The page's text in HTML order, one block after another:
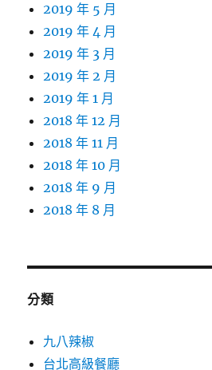
2019 年 5 月
2019 年 4 月
2019 年 3 月
2019 年 2 月
2019 年 1 月
2018 年 12 月
2018 年 11 月
2018 年 10 月
2018 年 9 月
2018 年 8 月
分類
九八辣椒
台北高級餐廳